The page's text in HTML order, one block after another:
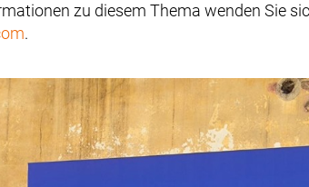
zu diesem Thema wenden Sie
.